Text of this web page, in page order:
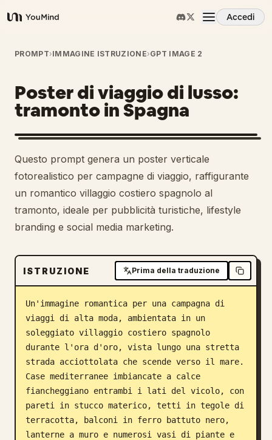
YouMind
Accedi
Panoramica
Casi d'uso
Abilità
Prompt
Prezzi
Blog
Aggiornamenti
PROMPT›IMMAGINE ISTRUZIONE›GPT IMAGE 2
Poster di viaggio di lusso:
tramonto in Spagna
Questo prompt genera un poster verticale
fotorealistico per campagne di viaggio, raffigurante
un romantico villaggio costiero spagnolo al
tramonto, ideale per pubblicità turistiche, lifestyle
branding e social media marketing.
ISTRUZIONE Prima della traduzione
Un'immagine romantica per una campagna di
viaggi di alta moda, ambientata in un
soleggiato villaggio costiero spagnolo
durante l'ora d'oro, vista lungo una stretta
strada acciottolata che scende verso il mare.
Case mediterranee imbiancate a calce
fiancheggiano entrambi i lati del vicolo, con
pareti in stucco materico, tetti in tegole di
terracotta, balconi in ferro battuto nero,
lanterne a muro e numerosi vasi di piante e